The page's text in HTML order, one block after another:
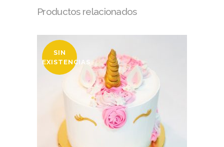
Productos relacionados
SIN
EXISTENCIAS